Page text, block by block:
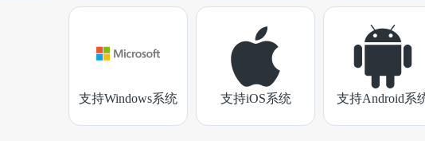
支持Windows系统 支持iOS系统 支持Android系